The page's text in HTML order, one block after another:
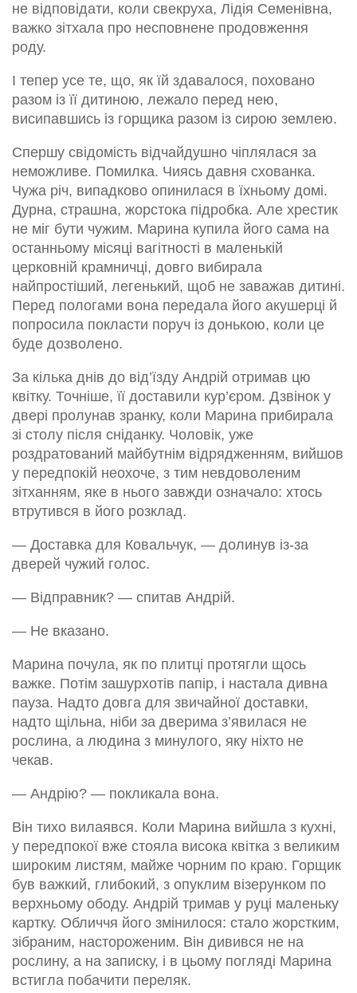
не відповідати, коли свекруха, Лідія Семенівна,
важко зітхала про несповнене продовження
роду.
І тепер усе те, що, як їй здавалося, поховано
разом із її дитиною, лежало перед нею,
висипавшись із горщика разом із сирою землею.
Спершу свідомість відчайдушно чіплялася за
неможливе. Помилка. Чиясь давня схованка.
Чужа річ, випадково опинилася в їхньому домі.
Дурна, страшна, жорстока підробка. Але хрестик
не міг бути чужим. Марина купила його сама на
останньому місяці вагітності в маленькій
церковній крамничці, довго вибирала
найпростіший, легенький, щоб не заважав дитині.
Перед пологами вона передала його акушерці й
попросила покласти поруч із донькою, коли це
буде дозволено.
За кілька днів до від’їзду Андрій отримав цю
квітку. Точніше, її доставили кур’єром. Дзвінок у
двері пролунав зранку, коли Марина прибирала
зі столу після сніданку. Чоловік, уже
роздратований майбутнім відрядженням, вийшов
у передпокій неохоче, з тим невдоволеним
зітханням, яке в нього завжди означало: хтось
втрутився в його розклад.
— Доставка для Ковальчук, — долинув із-за
дверей чужий голос.
— Відправник? — спитав Андрій.
— Не вказано.
Марина почула, як по плитці протягли щось
важке. Потім зашурхотів папір, і настала дивна
пауза. Надто довга для звичайної доставки,
надто щільна, ніби за дверима з’явилася не
рослина, а людина з минулого, яку ніхто не
чекав.
— Андрію? — покликала вона.
Він тихо вилаявся. Коли Марина вийшла з кухні,
у передпокої вже стояла висока квітка з великим
широким листям, майже чорним по краю. Горщик
був важкий, глибокий, з опуклим візерунком по
верхньому ободу. Андрій тримав у руці маленьку
картку. Обличчя його змінилося: стало жорстким,
зібраним, настороженим. Він дивився не на
рослину, а на записку, і в цьому погляді Марина
встигла побачити переляк.